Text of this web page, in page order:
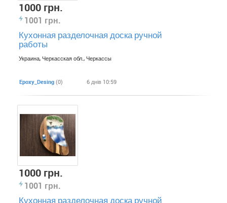
1000 грн.
1001 грн.
Кухонная разделочная доска ручной
работы
Украина, Черкасская обл., Черкассы
Epoxy_Desing (0) 6 днів 10:59
1000 грн.
1001 грн.
Кухонная разделочная доска ручной